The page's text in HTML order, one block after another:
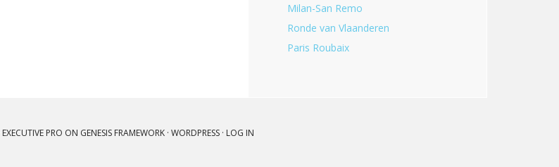
Milan-San Remo
Ronde van Vlaanderen
Paris Roubaix
EXECUTIVE PRO ON GENESIS FRAMEWORK · WORDPRESS · LOG IN